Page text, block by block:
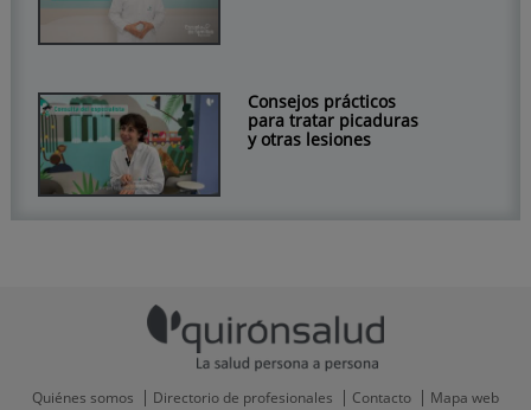
Consejos prácticos
para tratar picaduras
y otras lesiones
Quiénes somos Directorio de profesionales Contacto Mapa web